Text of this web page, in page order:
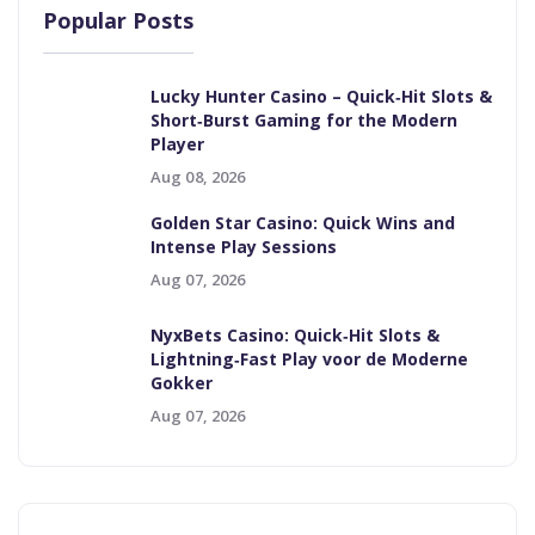
Popular Posts
Lucky Hunter Casino – Quick‑Hit Slots &
Short‑Burst Gaming for the Modern
Player
Aug 08, 2026
Golden Star Casino: Quick Wins and
Intense Play Sessions
Aug 07, 2026
NyxBets Casino: Quick‑Hit Slots &
Lightning‑Fast Play voor de Moderne
Gokker
Aug 07, 2026